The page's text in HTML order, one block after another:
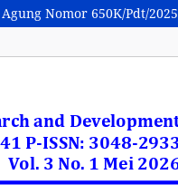
Nomor 650K/Pdt/2025